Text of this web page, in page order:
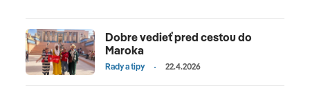
Dobre vedieť pred cestou do
Maroka
Rady a tipy 22.4.2026